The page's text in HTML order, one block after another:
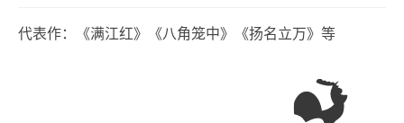
代表作：《满江红》《八角笼中》《扬名立万》等